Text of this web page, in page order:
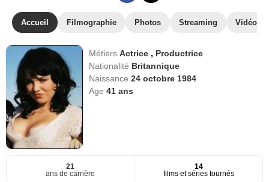
Accueil Filmographie Photos Streaming Vidéos
MétiersActrice , Productrice
Nationalité Britannique
Naissance24 octobre 1984
Age41 ans
21
ans de carrière
14
films et séries tournés